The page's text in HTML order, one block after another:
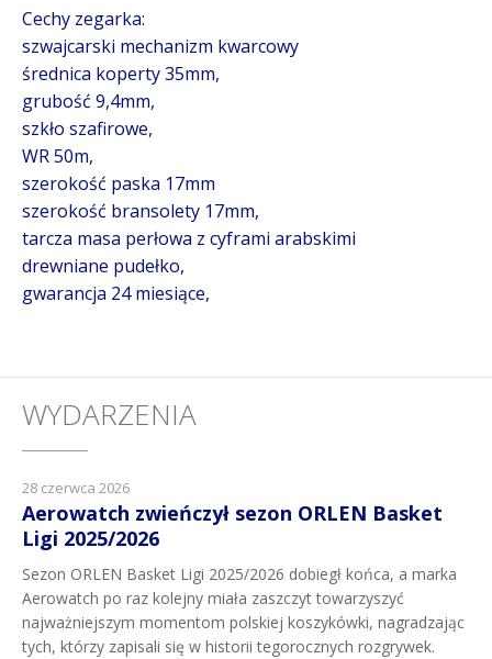
Cechy zegarka:
szwajcarski mechanizm kwarcowy
średnica koperty 35mm,
grubość 9,4mm,
szkło szafirowe,
WR 50m,
szerokość paska 17mm
szerokość bransolety 17mm,
tarcza masa perłowa z cyframi arabskimi
drewniane pudełko,
gwarancja 24 miesiące,
WYDARZENIA
28 czerwca 2026
Aerowatch zwieńczył sezon ORLEN Basket
Ligi 2025/2026
Sezon ORLEN Basket Ligi 2025/2026 dobiegł końca, a marka
Aerowatch po raz kolejny miała zaszczyt towarzyszyć
najważniejszym momentom polskiej koszykówki, nagradzając
tych, którzy zapisali się w historii tegorocznych rozgrywek.